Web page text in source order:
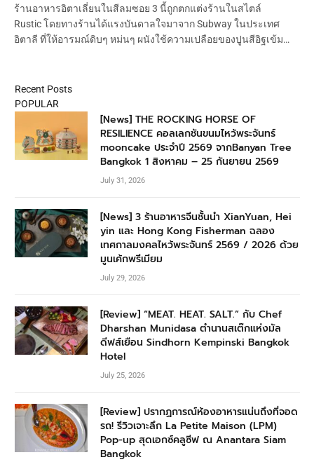
ร้านอาหารอิตาเลี่ยนในสีลมซอย 3 นี้ถูกตกแต่งร้านในสไตล์
Rustic โดยทางร้านได้แรงบันดาลใจมาจาก Subway ในประเทศ
อิตาลี ที่ให้อารมณ์ดิบๆ หม่นๆ ผนังใช้ความเปลือยของปูนสีอิฐเข้ม…
Recent Posts
POPULAR
[News] THE ROCKING HORSE OF
RESILIENCE คอลเลกชันขนมไหว้พระจันทร์
mooncake ประจำปี 2569 จากBanyan Tree
Bangkok 1 สิงหาคม – 25 กันยายน 2569
July 31, 2026
[News] 3 ร้านอาหารจีนชั้นนำ XianYuan, Hei
yin และ Hong Kong Fisherman ฉลอง
เทศกาลมงคลไหว้พระจันทร์ 2569 / 2026 ด้วย
มูนเค้กพรีเมียม
July 29, 2026
[Review] “MEAT. HEAT. SALT.” กับ Chef
Dharshan Munidasa ตำนานสเต๊กแห่งมัล
ดีฟส์เยือน Sindhorn Kempinski Bangkok
Hotel
July 25, 2026
[Review] ปรากฏการณ์ห้องอาหารแน่นถึงที่จอด
รถ! รีวิวเจาะลึก La Petite Maison (LPM)
Pop-up สุดเอกซ์คลูซีฟ ณ Anantara Siam
Bangkok